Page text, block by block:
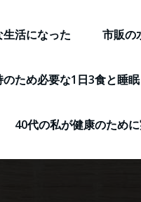
活になった 市販の
のため必要な1日3食と睡
40代の私が健康のため